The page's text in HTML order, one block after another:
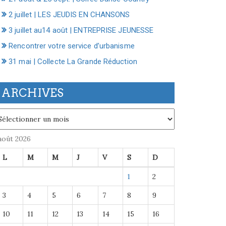
2 juillet | LES JEUDIS EN CHANSONS
3 juillet au14 août | ENTREPRISE JEUNESSE
Rencontrer votre service d’urbanisme
31 mai | Collecte La Grande Réduction
ARCHIVES
2026
L M M J V S D
1 2
3 4 5 6 7 8 9
10 11 12 13 14 15 16